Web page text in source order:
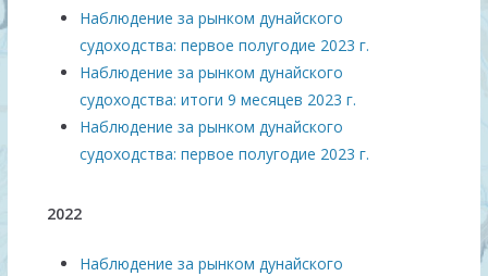
Наблюдение за рынком дунайского
судоходства: первое полугодие 2023 г.
Наблюдение за рынком дунайского
судоходства: итоги 9 месяцев 2023 г.
Наблюдение за рынком дунайского
судоходства: первое полугодие 2023 г.
2022
Наблюдение за рынком дунайского